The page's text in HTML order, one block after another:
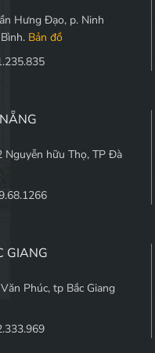
Hưng Đạo, p. Ninh
Bản đồ
Nguyễn hữu Thọ, TP Đà
GIANG
Phúc, tp Bắc Giang